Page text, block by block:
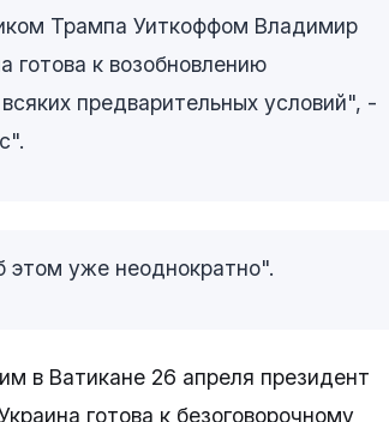
Трампа Уиткоффом Владимир
готова к возобновлению
предварительных условий", -
этом уже неоднократно".
в Ватикане 26 апреля президент
готова к безоговорочному